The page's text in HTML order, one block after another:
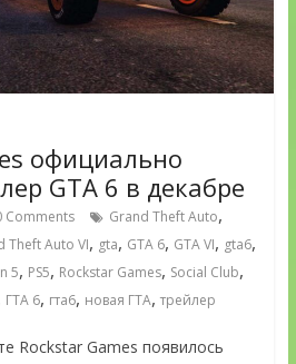
официально
GTA 6 в декабре
Comments Grand Theft Auto,
Theft Auto VI, gta, GTA 6, GTA VI, gta6,
5, PS5, Rockstar Games, Social Club,
ГТА 6, гта6, новая ГТА, трейлер
Rockstar Games появилось